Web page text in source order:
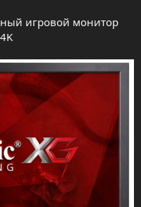
игровой монитор